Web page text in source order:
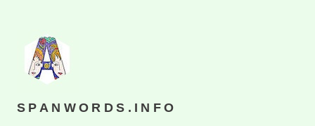
SPANWORDS.INFO